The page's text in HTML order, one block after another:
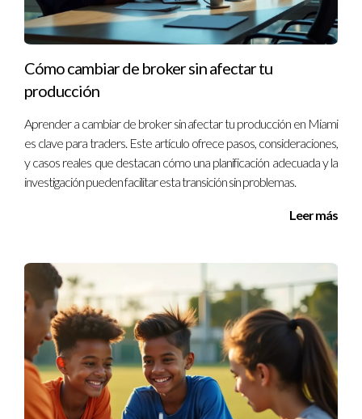
vital revisar las tarifas aplicables antes de hacer el cambio
para evitar sorpresas.
¿Es necesario cerrar mi cuenta antigua?
Puedes mantenerla abierta hasta que estés seguro de que
todo se ha transferido correctamente.
Ignacio Valenzuela es un experto en finanzas personales con
amplia experiencia en cambios de brokers en Tampa, Florida.
asesoramiento personalizado, no dudes en contactarme al
13057764866.
Cómo cambiar de broker sin afectar tu
producción
Aprender a cambiar de broker sin afectar tu producción en Miami
es clave para traders. Este artículo ofrece pasos, consideraciones,
y casos reales que destacan cómo una planificación adecuada y la
investigación pueden facilitar esta transición sin problemas.
Leer más